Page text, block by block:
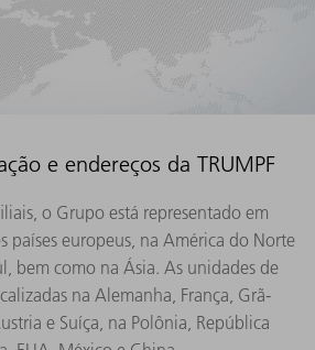
e endereços da TRUMPF
o Grupo está representado em
países europeus, na América do Norte
bem como na Ásia. As unidades de
na Alemanha, França, Grã-
e Suíça, na Polônia, República